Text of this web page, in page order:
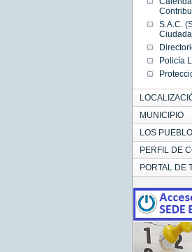
S.A.C.
Policía
MUNICIPIO
LOS
PERFIL DE
PORTAL DE